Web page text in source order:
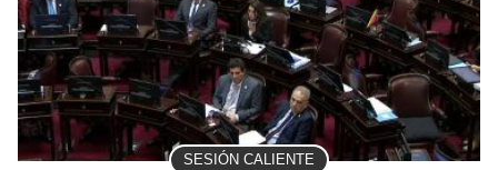
SESIÓN CALIENTE